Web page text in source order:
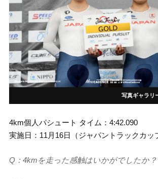
写真ギャラリ
4km個人パシュート タイム：4:42.090
実施日：11月16日（ジャパントラックカッ
Q：4kmを走った感触はいかがでしたか？